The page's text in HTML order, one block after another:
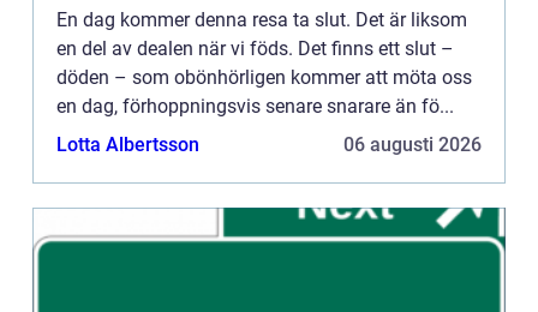
En dag kommer denna resa ta slut. Det är liksom
en del av dealen när vi föds. Det finns ett slut –
döden – som obönhörligen kommer att möta oss
en dag, förhoppningsvis senare snarare än fö...
Lotta Albertsson
06 augusti 2026